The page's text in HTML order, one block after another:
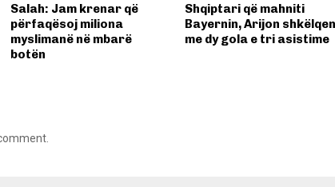
Salah: Jam krenar që
përfaqësoj miliona
myslimanë në mbarë
botën
Shqiptari që mahniti
Bayernin, Arijon shkëlqen
me dy gola e tri asistime